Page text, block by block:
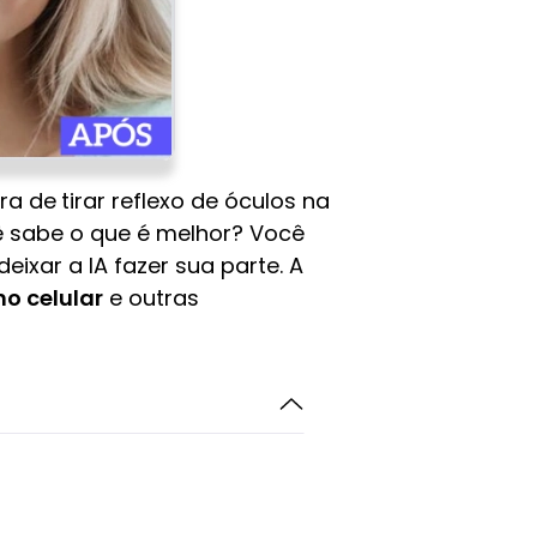
detirar reflexo de óculos na
o que é melhor? Você
a IA fazer sua parte. A
celular e outras